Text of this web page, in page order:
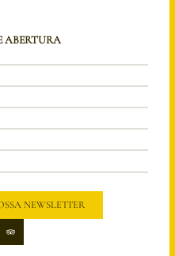
ABERTURA
NEWSLETTER